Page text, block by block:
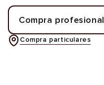
Compra profesional
Compra particulares